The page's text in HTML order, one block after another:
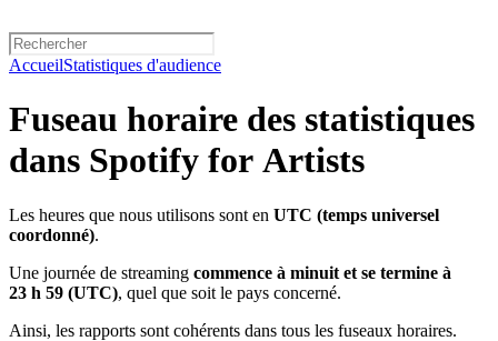
AccueilStatistiques d'audience
Fuseau horaire des statistiques
dans Spotify for Artists
Les heures que nous utilisons sont en UTC (temps universel
coordonné).
Une journée de streaming commence à minuit et se termine à
23 h 59 (UTC), quel que soit le pays concerné.
Ainsi, les rapports sont cohérents dans tous les fuseaux horaires.